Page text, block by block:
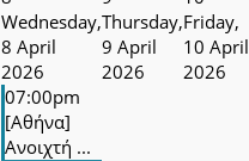
Wednesday,
8 April
2026
07:00pm
[Αθήνα]
Ανοιχτή ...
Thursday,
9 April
2026
Friday,
10 April
2026